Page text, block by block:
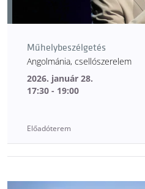
Műhelybeszélgetés
Angolmánia, csellószerelem
2026. január 28.
17:30 - 19:00
Előadóterem